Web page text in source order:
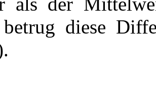
diese